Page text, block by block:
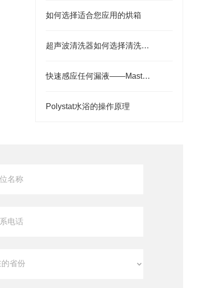
如何选择适合您应用的烘箱
超声波清洗器如何选择清洗液？
快速感应任何漏液——Masterflex® 检漏器
Polystat水浴的操作原理